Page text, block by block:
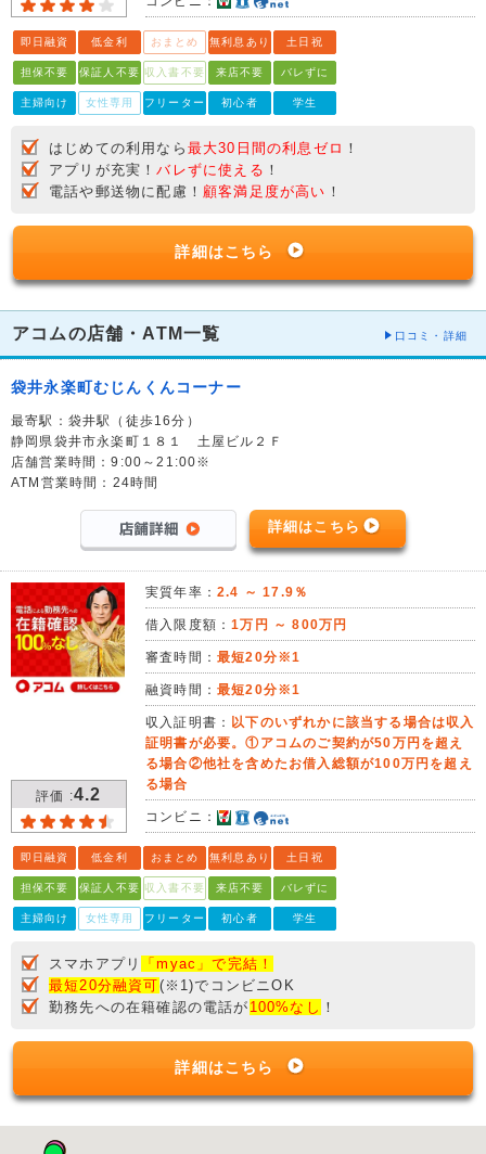
即日融資 低金利 おまとめ 無利息あり 土日祝
担保不要 保証人不要 収入書不要 来店不要 バレずに
主婦向け 女性専用 フリーター 初心者 学生
はじめての利用なら 最大30日間の利息ゼロ ！
アプリが充実！バレずに使える ！
電話や郵送物に配慮！ 顧客満足度が高い ！
詳細はこちら
アコムの店舗・ATM一覧 口コミ・詳細
袋井永楽町むじんくんコーナー
最寄駅：袋井駅（徒歩16分）
静岡県袋井市永楽町１８１ 土屋ビル２Ｆ
店舗営業時間：9:00～21:00※
ATM営業時間：24時間
詳細はこちら
評価 :4.2
実質年率： 2.4 ～ 17.9％
借入限度額：1万円 ～ 800万円
審査時間： 最短20分※1
融資時間： 最短20分※1
収入証明書： 以下のいずれかに該当する場合は収入
証明書が必要。①アコムのご契約が50万円を超え
る場合②他社を含めたお借入総額が100万円を超え
る場合
コンビニ：
即日融資 低金利 おまとめ 無利息あり 土日祝
担保不要 保証人不要 収入書不要 来店不要 バレずに
主婦向け 女性専用 フリーター 初心者 学生
スマホアプリ
「myac」で完結！
最短20分融資可(※1)でコンビニOK
勤務先への在籍確認の電話が 100%なし ！
詳細はこちら